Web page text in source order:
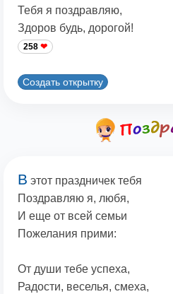
Тебя я поздравляю,
Здоров будь, дорогой!
258
Создать открытку
В этот праздничек тебя
Поздравляю я, любя,
И еще от всей семьи
Пожелания прими:
От души тебе успеха,
Радости, веселья, смеха,